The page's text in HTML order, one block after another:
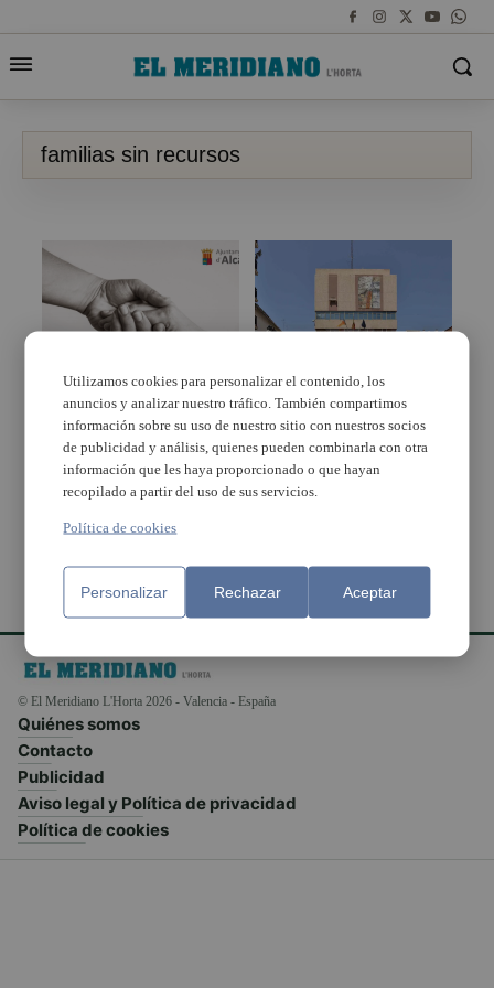
familias sin recursos
Alcàsser convoca
ajudes per a les
famílies amb menys
recursos
Mislata negociará con
las empresas de gas
para que no corten el
suministro a familias
sin recursos
© El Meridiano L'Horta 2026 - Valencia - España
Quiénes somos
Contacto
Publicidad
Aviso legal y Política de privacidad
Política de cookies
Utilizamos cookies para personalizar el contenido, los
anuncios y analizar nuestro tráfico. También compartimos
información sobre su uso de nuestro sitio con nuestros socios
de publicidad y análisis, quienes pueden combinarla con otra
información que les haya proporcionado o que hayan
recopilado a partir del uso de sus servicios.
Política de cookies
Personalizar Rechazar Aceptar